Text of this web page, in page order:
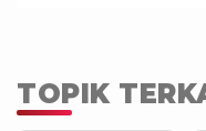
TOPIK